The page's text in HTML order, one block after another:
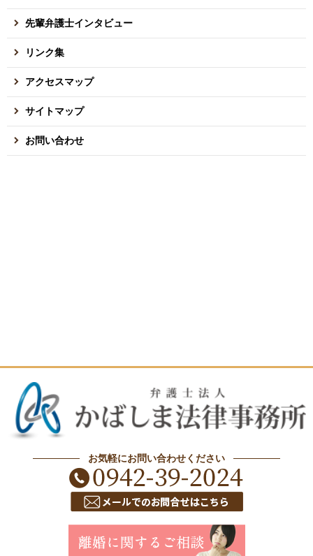
先輩弁護士インタビュー
リンク集
アクセスマップ
サイトマップ
お問い合わせ
お気軽にお問い合わせください